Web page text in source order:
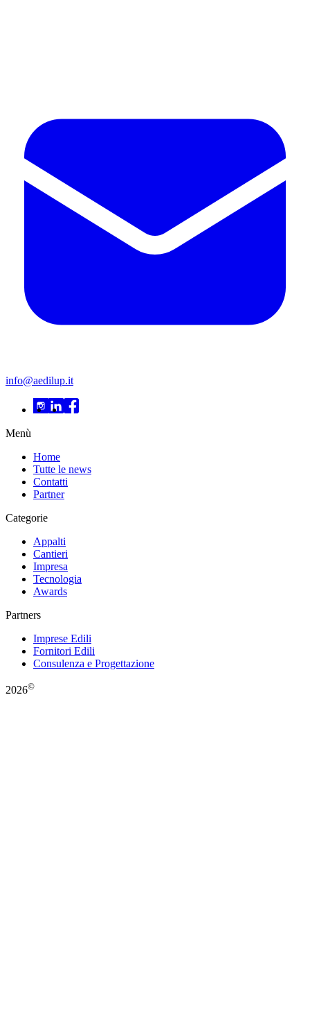
info@aedilup.it
Menù
Home
Tutte le news
Contatti
Partner
Categorie
Appalti
Cantieri
Impresa
Tecnologia
Awards
Partners
Imprese Edili
Fornitori Edili
Consulenza e Progettazione
2026©